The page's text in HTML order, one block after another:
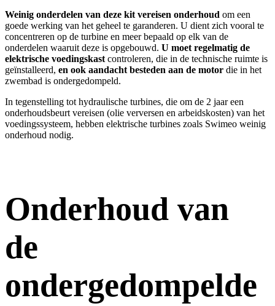
Weinig onderdelen van deze kit vereisen onderhoud om een
goede werking van het geheel te garanderen. U dient zich vooral te
concentreren op de turbine en meer bepaald op elk van de
onderdelen waaruit deze is opgebouwd. U moet regelmatig de
elektrische voedingskastcontroleren, die in de technische ruimte is
geïnstalleerd, en ook aandacht besteden aan de motor die in het
zwembad is ondergedompeld.
In tegenstelling tot hydraulische turbines, die om de 2 jaar een
onderhoudsbeurt vereisen (olie verversen en arbeidskosten) van het
voedingssysteem, hebben elektrische turbines zoals Swimeo weinig
onderhoud nodig.
Onderhoud van
de
ondergedompelde